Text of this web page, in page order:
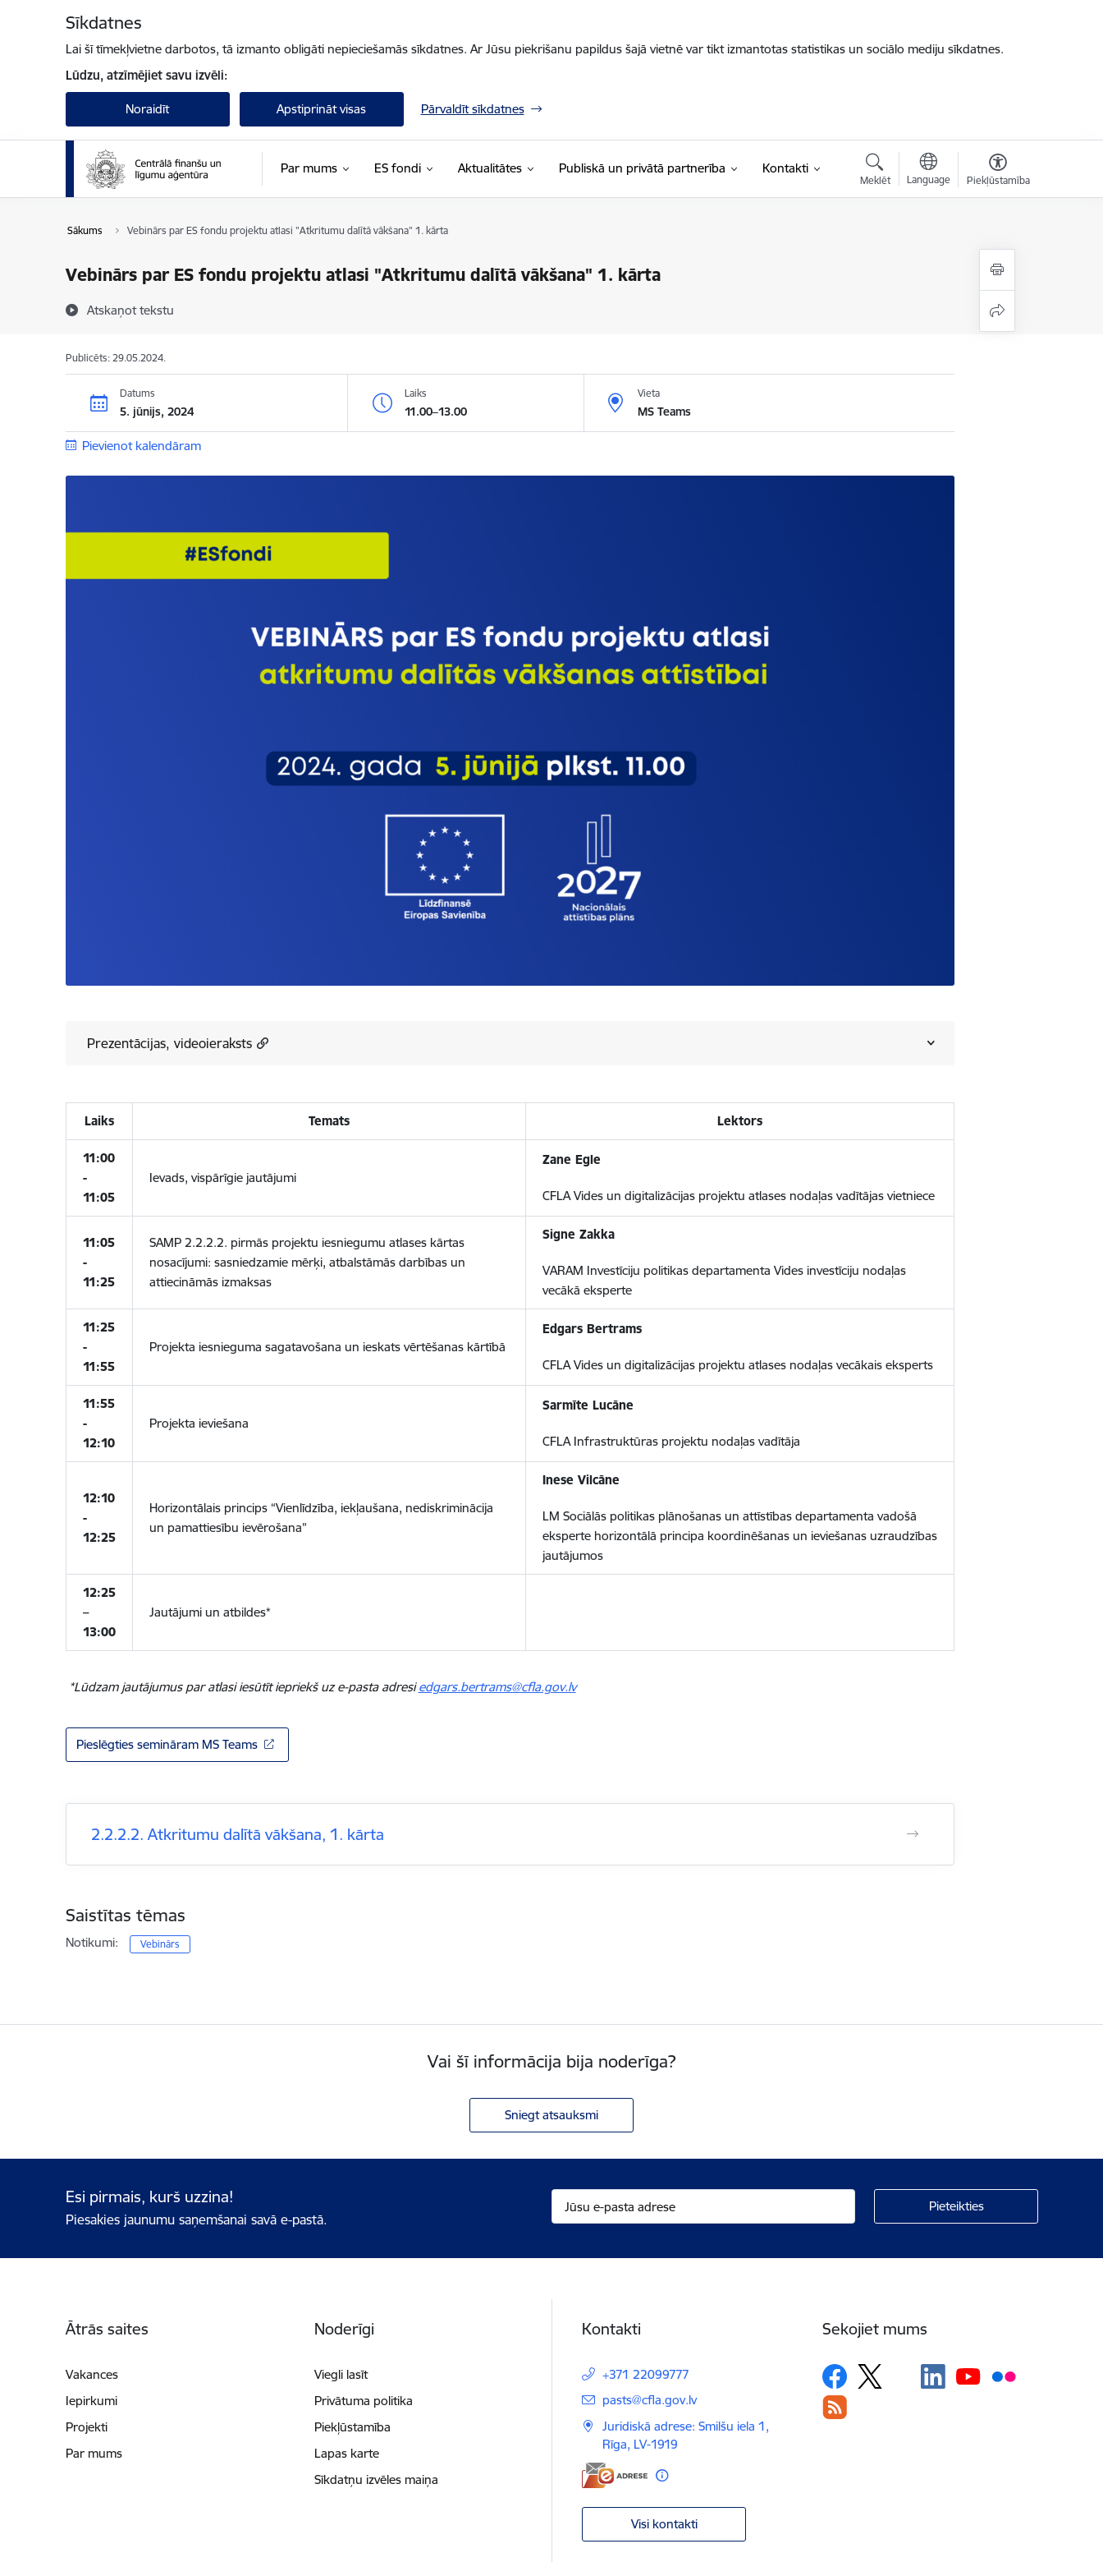
Sīkdatnes
Lai šī tīmekļvietne darbotos, tā izmanto obligāti nepieciešamās sīkdatnes. Ar Jūsu piekrišanu papildus šajā vietnē var tikt izmantotas statistikas un sociālo mediju sīkdatnes.
Lūdzu, atzīmējiet savu izvēli:
Noraidīt Apstiprināt visas Pārvaldīt sīkdatnes
Par mums ES fondi Aktualitātes Publiskā un privātā partnerība Kontakti
Meklēt Language Piekļūstamība
Sākums Vebinārs par ES fondu projektu atlasi "Atkritumu dalītā vākšana" 1. kārta
Vebinārs par ES fondu projektu atlasi "Atkritumu dalītā vākšana" 1. kārta
Atskaņot tekstu
Publicēts: 29.05.2024.
Datums
5. jūnijs, 2024
Laiks
11.00–13.00
Vieta
MS Teams
Pievienot kalendāram
Prezentācijas, videoieraksts
Laiks Temats Lektors
11:00
-
11:05
Ievads, vispārīgie jautājumi
Zane Egle
CFLA Vides un digitalizācijas projektu atlases nodaļas vadītājas vietniece
11:05
-
11:25
SAMP 2.2.2.2. pirmās projektu iesniegumu atlases kārtas
nosacījumi: sasniedzamie mērķi, atbalstāmās darbības un
attiecināmās izmaksas
Signe Zakka
VARAM Investīciju politikas departamenta Vides investīciju nodaļas
vecākā eksperte
11:25
-
11:55
Projekta iesnieguma sagatavošana un ieskats vērtēšanas kārtībā
Edgars Bertrams
CFLA Vides un digitalizācijas projektu atlases nodaļas vecākais eksperts
11:55
-
12:10
Projekta ieviešana
Sarmīte Lucāne
CFLA Infrastruktūras projektu nodaļas vadītāja
12:10
-
12:25
Horizontālais princips “Vienlīdzība, iekļaušana, nediskriminācija
un pamattiesību ievērošana”
Inese Vilcāne
LM Sociālās politikas plānošanas un attīstības departamenta vadošā
eksperte horizontālā principa koordinēšanas un ieviešanas uzraudzības
jautājumos
12:25
–
13:00
Jautājumi un atbildes*
*Lūdzam jautājumus par atlasi iesūtīt iepriekš uz e-pasta adresiedgars.bertrams@cfla.gov.lv
Pieslēgties semināram MS Teams
2.2.2.2. Atkritumu dalītā vākšana, 1. kārta
Saistītas tēmas
Notikumi: Vebinārs
Vai šī informācija bija noderīga?
Sniegt atsauksmi
Esi pirmais, kurš uzzina!
Piesakies jaunumu saņemšanai savā e-pastā.
Ātrās saites
Vakances
Iepirkumi
Projekti
Par mums
Noderīgi
Viegli lasīt
Privātuma politika
Piekļūstamība
Lapas karte
Sīkdatņu izvēles maiņa
Kontakti
+371 22099777
E-pasts:
pasts@cfla.gov.lv
Juridiskā adrese: Smilšu iela 1,
Rīga, LV-1919
Visi kontakti
Sekojiet mums